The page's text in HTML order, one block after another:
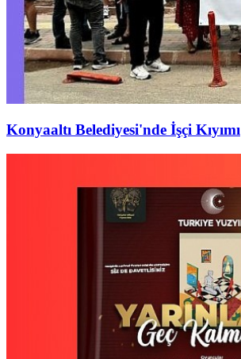
Konyaaltı Belediyesi'nde İşçi Kıyımı